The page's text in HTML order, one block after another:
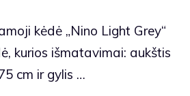
kėdė „Nino Light Grey“
kurios išmatavimai: aukštis
cm ir gylis …